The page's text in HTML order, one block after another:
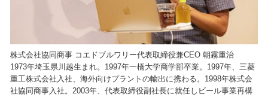
株式会社協同商事 コエドブルワリー代表取締役兼CEO 朝霧重治
1973年埼玉県川越生まれ。1997年一橋大学商学部卒業。1997年、三菱
重工株式会社入社、海外向けプラントの輸出に携わる。1998年株式会
社協同商事入社。2003年、代表取締役副社長に就任しビール事業再構